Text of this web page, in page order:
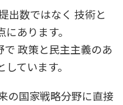
出数ではなく 技術と
あります。
政策と民主主義のあ
ています。
の国家戦略分野に直接